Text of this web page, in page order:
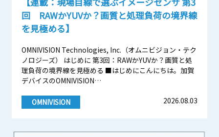
お問い合わせ
回 RAWかYUVか？画質と処理負荷の境界線
を見極める】
OMNIVISION Technologies, Inc.（オムニビジョン・テク
ノロジーズ） はじめに 第3回：RAWかYUVか？画質と処
理負荷の境界線を見極める ■はじめにこんにちは。加賀
デバイスのOMNIVISION…
OMNIVISION 2026.08.03